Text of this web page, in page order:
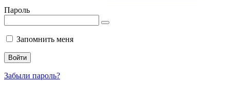
Пароль
Запомнить меня
Забыли пароль?